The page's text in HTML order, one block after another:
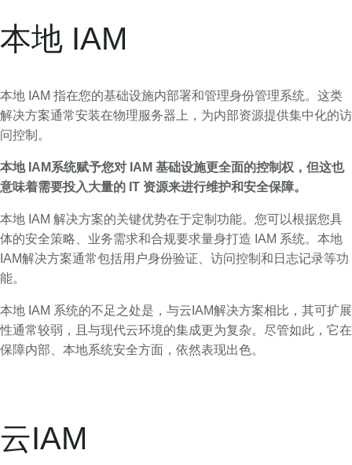
本地 IAM
本地 IAM 指在您的基础设施内部署和管理身份管理系统。这类
解决方案通常安装在物理服务器上，为内部资源提供集中化的访
问控制。
本地 IAM系统赋予您对 IAM 基础设施更全面的控制权，但这也
意味着需要投入大量的 IT 资源来进行维护和安全保障。
本地 IAM 解决方案的关键优势在于定制功能。您可以根据您具
体的安全策略、业务需求和合规要求量身打造 IAM 系统。本地
IAM解决方案通常包括用户身份验证、访问控制和日志记录等功
能。
本地 IAM 系统的不足之处是，与云IAM解决方案相比，其可扩展
性通常较弱，且与现代云环境的集成更为复杂。尽管如此，它在
保障内部、本地系统安全方面，依然表现出色。
云IAM